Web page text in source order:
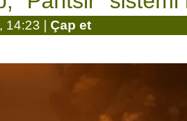
14:23 | Çap et